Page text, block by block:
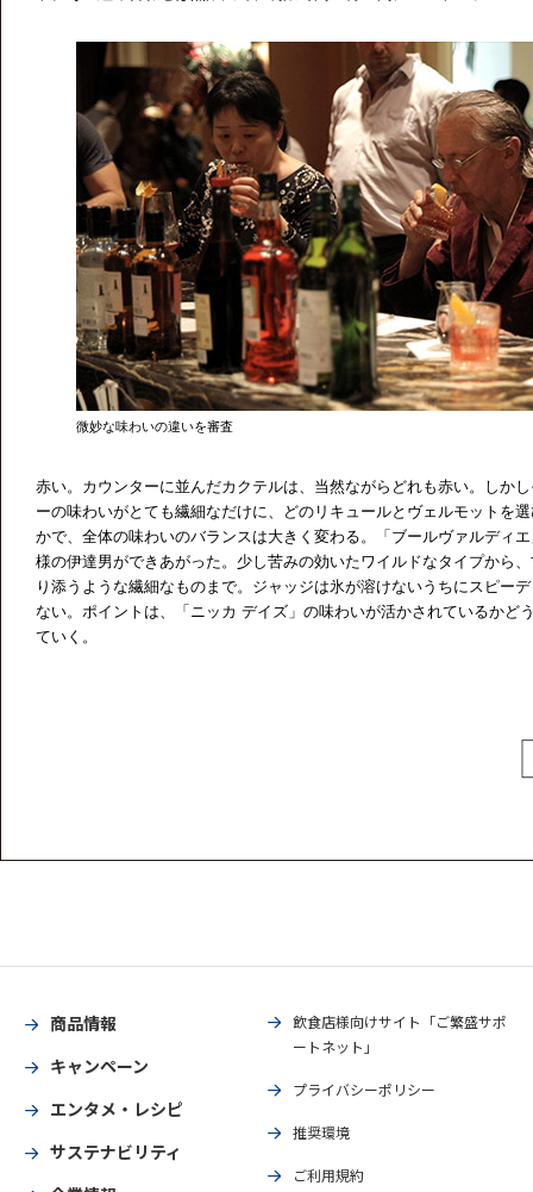
微妙な味わいの違いを審査
赤い。カウンターに並んだカクテルは、当然ながらどれも赤い。しか
ーの味わいがとても繊細なだけに、どのリキュールとヴェルモットを
かで、全体の味わいのバランスは大きく変わる。「ブールヴァルディ
様の伊達男ができあがった。少し苦みの効いたワイルドなタイプから
り添うような繊細なものまで。ジャッジは氷が溶けないうちにスピー
ない。ポイントは、「ニッカ デイズ」の味わいが活かされているかど
ていく。
商品情報
キャンペーン
エンタメ・レシピ
サステナビリティ
飲食店様向けサイト「ご繁盛サポ
ートネット」
プライバシーポリシー
推奨環境
ご利用規約